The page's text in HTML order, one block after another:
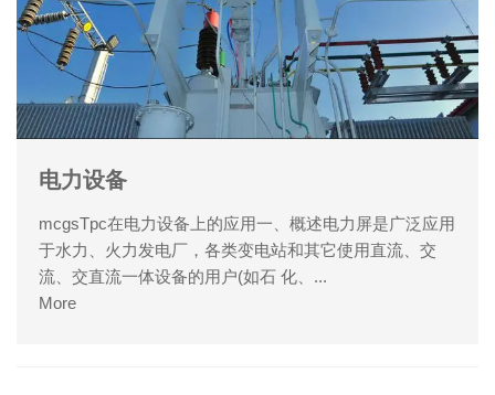
电力设备
mcgsTpc在电力设备上的应用一、概述电力屏是广泛应用
于水力、火力发电厂，各类变电站和其它使用直流、交
流、交直流一体设备的用户(如石 化、...
More